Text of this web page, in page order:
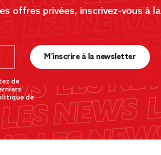
offres privées, inscrivez-vous à la
de
de
M’inscrire à la newsletter